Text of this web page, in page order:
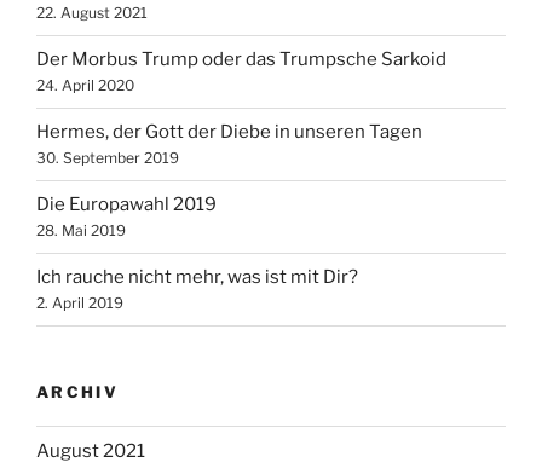
22. August 2021
Der Morbus Trump oder das Trumpsche Sarkoid
24. April 2020
Hermes, der Gott der Diebe in unseren Tagen
30. September 2019
Die Europawahl 2019
28. Mai 2019
Ich rauche nicht mehr, was ist mit Dir?
2. April 2019
ARCHIV
August 2021